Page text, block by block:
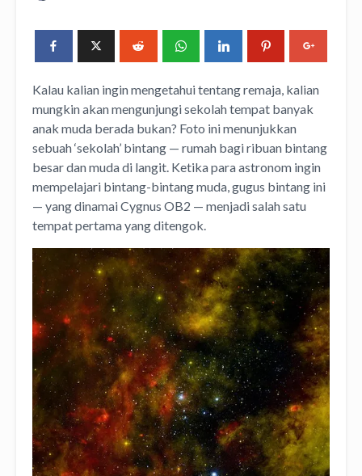
Kalau kalian ingin mengetahui tentang remaja, kalian
mungkin akan mengunjungi sekolah tempat banyak
anak muda berada bukan? Foto ini menunjukkan
sebuah ‘sekolah’ bintang — rumah bagi ribuan bintang
besar dan muda di langit. Ketika para astronom ingin
mempelajari bintang-bintang muda, gugus bintang ini
— yang dinamai Cygnus OB2 — menjadi salah satu
tempat pertama yang ditengok.